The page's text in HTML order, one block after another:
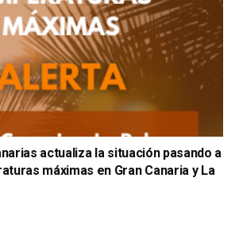
actualiza la situación pasando a
máximas en Gran Canaria y La